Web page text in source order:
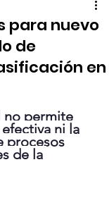
para nuevo
de
en
no permite
ni la
procesos
de la